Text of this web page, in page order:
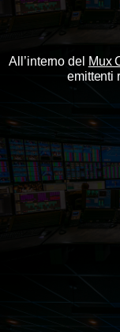
All’interno del Mux
emittenti